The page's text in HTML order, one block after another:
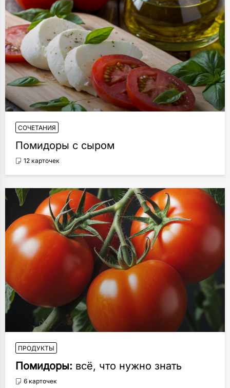
СОЧЕТАНИЯ
Помидоры с сыром
12 карточек
ПРОДУКТЫ
Помидоры: всё, что нужно знать
6 карточек